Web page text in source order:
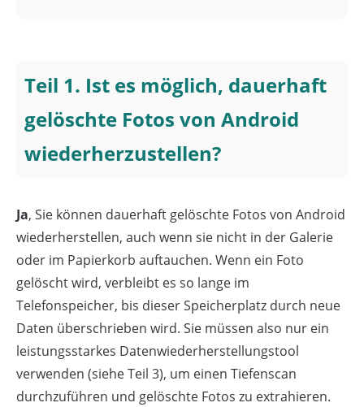
Teil 1. Ist es möglich, dauerhaft
gelöschte Fotos von Android
wiederherzustellen?
Ja, Sie können dauerhaft gelöschte Fotos von Android
wiederherstellen, auch wenn sie nicht in der Galerie
oder im Papierkorb auftauchen. Wenn ein Foto
gelöscht wird, verbleibt es so lange im
Telefonspeicher, bis dieser Speicherplatz durch neue
Daten überschrieben wird. Sie müssen also nur ein
leistungsstarkes Datenwiederherstellungstool
verwenden (siehe Teil 3), um einen Tiefenscan
durchzuführen und gelöschte Fotos zu extrahieren.